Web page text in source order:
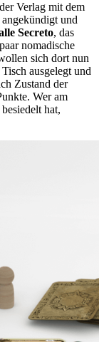
Verlag mit dem
und
Secreto, das
nomadische
sich dort nun
ausgelegt und
Zustand der
Wer am
hat,